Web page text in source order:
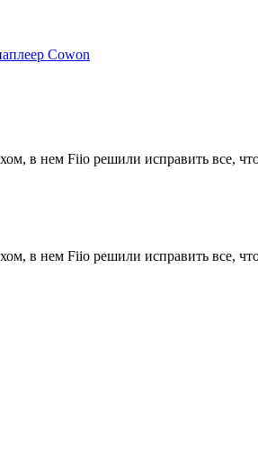
Cowon
в нем Fiio решили исправить все,
в нем Fiio решили исправить все,